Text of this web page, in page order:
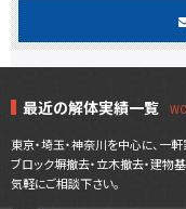
最近の解体実績一覧
東京・埼玉・神奈川を中心に、一
ブロック塀撤去・立木撤去・建物
気軽にご相談下さい。